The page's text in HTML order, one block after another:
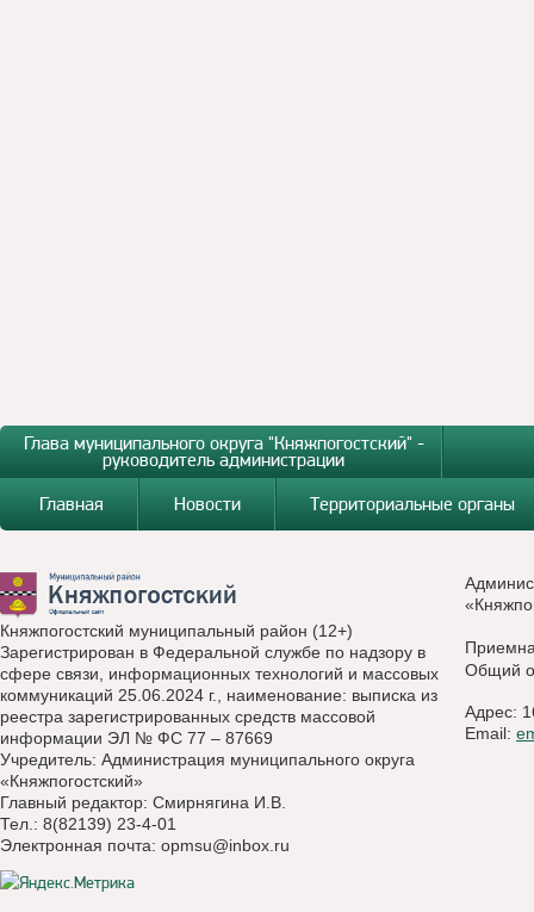
Глава муниципального округа "Княжпогостский" -
руководитель администрации
Главная
Новости Территориальные органы
Княжпогостский муниципальный район (12+)
Зарегистрирован в Федеральной службе по надзору в
сфере связи, информационных технологий и массовых
коммуникаций 25.06.2024 г., наименование: выписка из
реестра зарегистрированных средств массовой
информации ЭЛ № ФС 77 – 87669
Учредитель: Администрация муниципального округа
«Княжпогостский»
Главный редактор: Смирнягина И.В.
Тел.: 8(82139) 23-4-01
Электронная почта: opmsu@inbox.ru
Общий
Адрес:
Email: